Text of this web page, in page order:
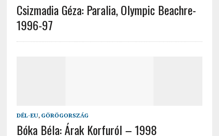
Csizmadia Géza: Paralia, Olympic Beachre-
1996-97
DÉL-EU, GÖRÖGORSZÁG
Bóka Béla: Árak Korfuról – 1998